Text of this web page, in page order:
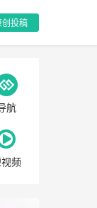
创投稿
航
频